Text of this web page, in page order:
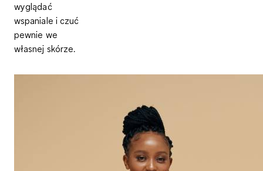
wyglądać
wspaniale i czuć
pewnie we
własnej skórze.